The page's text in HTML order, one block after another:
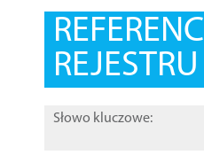
Słowo kluczowe: